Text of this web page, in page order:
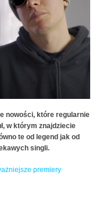
nowości, które regularnie
w którym znajdziecie
te od legend jak od
singli.
premiery